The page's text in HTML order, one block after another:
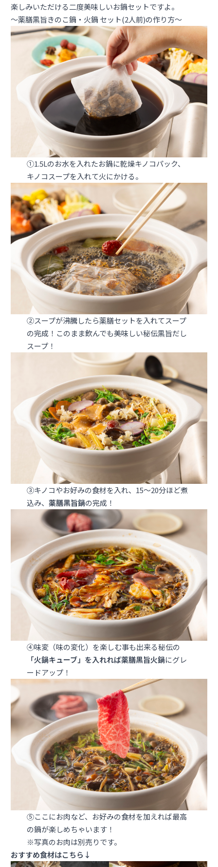
楽しみいただける二度美味しいお鍋セットですよ。
～薬膳黒旨きのこ鍋・火鍋 セット(2人前)の作り方～
①1.5Lのお水を入れたお鍋に乾燥キノコパック、
キノコスープを入れて火にかける。
②スープが沸騰したら薬膳セットを入れてスープ
の完成！このまま飲んでも美味しい秘伝黒旨だし
スープ！
③キノコやお好みの食材を入れ、15～20分ほど煮
込み、 薬膳黒旨鍋の完成！
④味変（味の変化）を楽しむ事も出来る秘伝の
「火鍋キューブ」を入れれば薬膳黒旨火鍋にグレ
ードアップ！
⑤ここにお肉など、お好みの食材を加えれば最高
の鍋が楽しめちゃいます！
※写真のお肉は別売りです。
おすすめ食材はこちら↓